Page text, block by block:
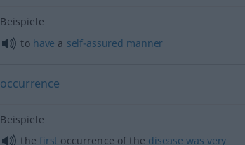
Beispiele
to have a self-assured manner
occurrence
Beispiele
the first occurrence of the disease was very